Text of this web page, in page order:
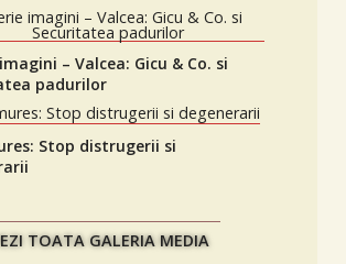
– Valcea: Gicu & Co. si
padurilor
Stop distrugerii si
TOATA GALERIA MEDIA